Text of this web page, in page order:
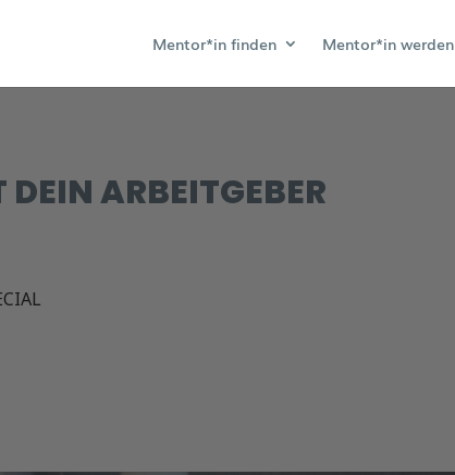
Mentor*in finden Mentor*in werden
ARBEITGEBER